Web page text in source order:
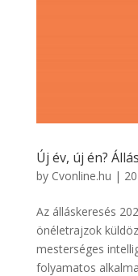
Új év, új én?
by Cvonline.hu |
Az álláskeresés
önéletrajzok
mesterséges
folyamatos